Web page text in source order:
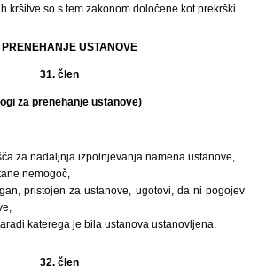
kršitve so s tem zakonom določene kot prekrški.
PRENEHANJE USTANOVE
31. člen
za prenehanje ustanove)
za nadaljnja izpolnjevanja namena ustanove,
nemogoč,
pristojen za ustanove, ugotovi, da ni pogojev
katerega je bila ustanova ustanovljena.
32. člen